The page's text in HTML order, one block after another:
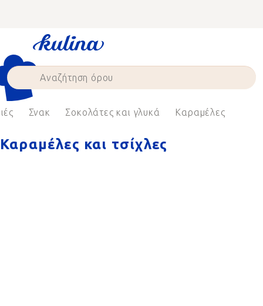
Σνακ Σοκολάτες και γλυκά Καραμέλες
Καραμέλες και τσίχλες